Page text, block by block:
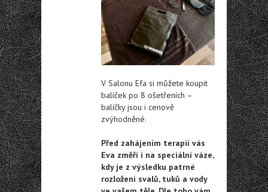
V Salonu Efa si můžete koupit
balíček po 8 ošetřeních –
balíčky jsou i cenově
zvýhodněné.
Před zahájením terapií vás
Eva změří i na speciální váze,
kdy je z výsledku patrné
rozložení svalů, tuků a vody